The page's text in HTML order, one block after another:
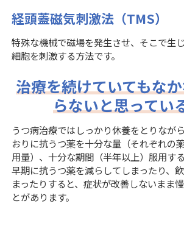
経頭蓋磁気刺激法（TMS）
特殊な機械で磁場を発生させ、そこで生
細胞を刺激する方法です。
治療を続けていてもな
らないと思ってい
うつ病治療ではしっかり休養をとりなが
おりに抗うつ薬を十分な量（それぞれの
用量）、十分な期間（半年以上）服用す
早期に抗うつ薬を減らしてしまったり、
まったりすると、症状が改善しないまま
とがあります。